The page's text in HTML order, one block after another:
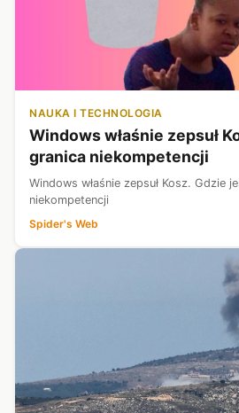
NAUKA I TECHNOLOGIA
Windows właśnie zepsuł
granica niekompetencji
Windows właśnie zepsuł Kosz. Gdzie
niekompetencji
Spider's Web